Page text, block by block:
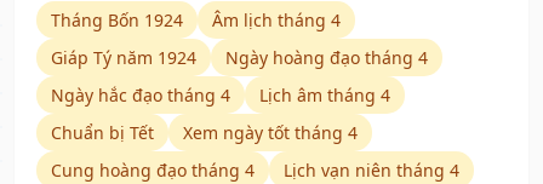
Tháng Bốn 1924
Âm lịch tháng 4
Giáp Tý năm 1924
Ngày hoàng đạo tháng 4
Ngày hắc đạo tháng 4
Lịch âm tháng 4
Chuẩn bị Tết
Xem ngày tốt tháng 4
Cung hoàng đạo tháng 4
Lịch vạn niên tháng 4